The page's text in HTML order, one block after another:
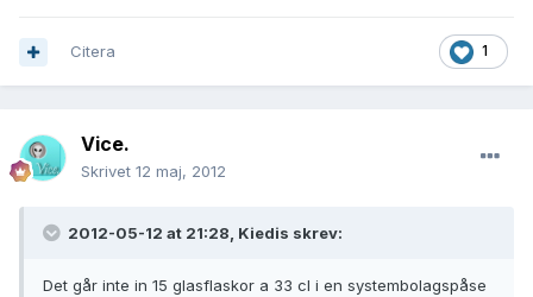
1
Citera
Vice.
Skrivet 12 maj, 2012
2012-05-12 at 21:28, Kiedis skrev:
Det går inte in 15 glasflaskor a 33 cl i en systembolagspåse